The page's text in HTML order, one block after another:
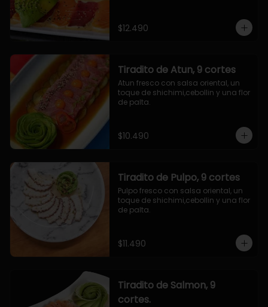
$12.490
Tiradito de Atun, 9 cortes
Atun fresco con salsa oriental, un
toque de shichimi,cebollin y una flor
de palta.
$10.490
Tiradito de Pulpo, 9 cortes
Pulpo fresco con salsa oriental, un
toque de shichimi,cebollin y una flor
de palta.
$11.490
Tiradito de Salmon, 9
cortes.